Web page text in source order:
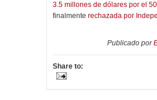
3.5 millones de dólares por el
finalmente rechazada por
Publicado por
Share to: